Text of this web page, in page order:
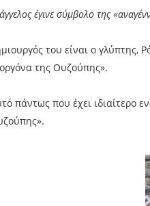
έγινε σύμβολο της
του είναι ο γλύπτης,
της Ουζούπης».
πάντως που έχει ιδιαίτερο